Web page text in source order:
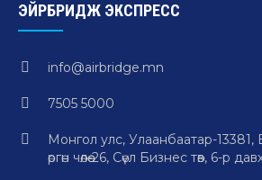
ЭЙРБРИДЖ ЭКСПРЕСС
info@airbridge.mn
7505 5000
Монгол улс, Улаанбаатар-
өргөн чөлөө-26, Сөүл Бизнес төв, 6-р